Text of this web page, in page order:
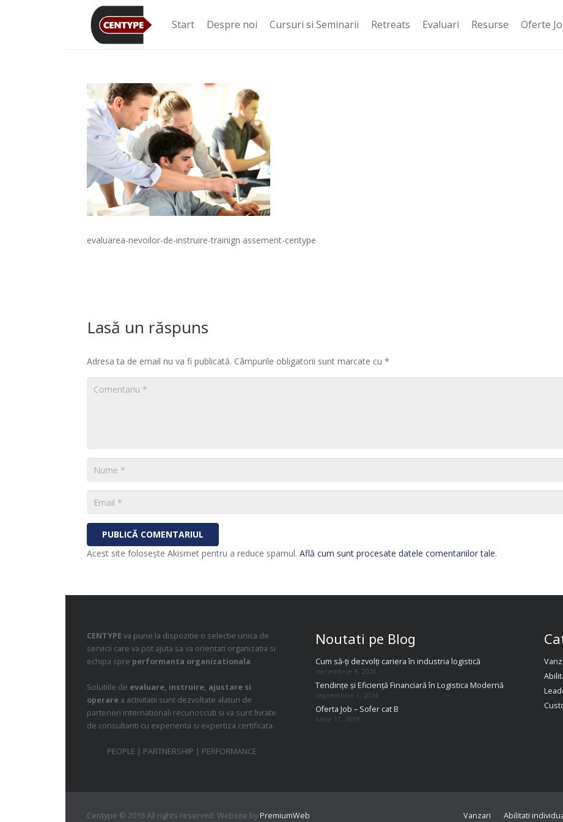
Start Despre noi Cursuri si Seminarii Retreats Evaluari Resurse Oferte
evaluarea-nevoilor-de-instruire-trainign assement-centype
Lasă un răspuns
Adresa ta de email nu va fi publicată. Câmpurile obligatorii sunt marcate cu *
PUBLICĂ COMENTARIUL
Acest site folosește Akismet pentru a reduce spamul. Află cum sunt procesate datele comentariilor tale.
CENTYPE va pune la dispozitie o selectie unica de
servicii care va pot ajuta sa va orientati organizatia si
echipa spre performanta organizationala.
Solutiile de evaluare, instruire, ajustare si
operare a activitatii sunt dezvoltate alaturi de
parteneri internationali recunoscuti si va sunt livrate
de consultanti cu experienta si expertiza certificata.
PEOPLE | PARTNERSHIP | PERFORMANCE
Noutati pe Blog
Cum să-ți dezvolți cariera în industria logistică
decembrie 9, 2024
Tendințe și Eficiență Financiară în Logistica Modernă
septembrie 1, 2024
Oferta Job – Sofer cat B
iunie 11, 2019
Centype © 2018 All rights reserved. Website by PremiumWeb Vanzari Abilitati